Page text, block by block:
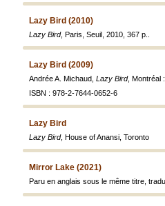
Lazy Bird (2010)
Lazy Bird, Paris, Seuil, 2010, 367 p..
Lazy Bird (2009)
Andrée A. Michaud, Lazy Bird, Montréal
ISBN : 978-2-7644-0652-6
Lazy Bird
Lazy Bird, House of Anansi, Toronto
Mirror Lake (2021)
Paru en anglais sous le même titre,